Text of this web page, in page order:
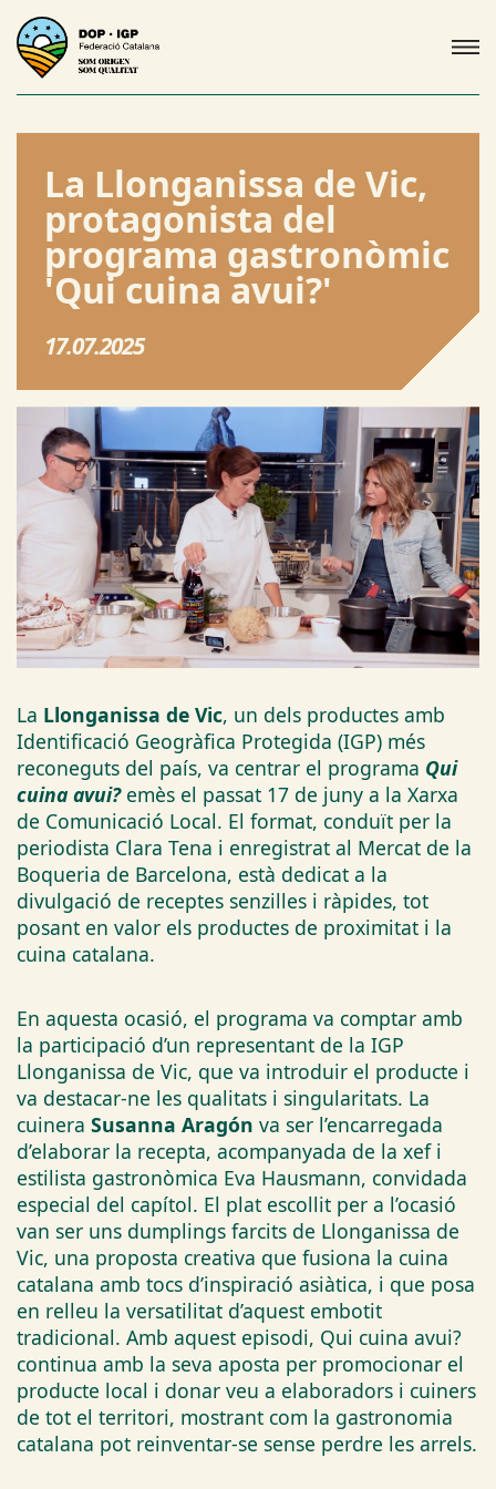
La Llonganissa de Vic,
protagonista del
programa gastronòmic
'Qui cuina avui?'
17.07.2025
La Llonganissa de Vic, un dels productes amb
Identificació Geogràfica Protegida (IGP) més
reconeguts del país, va centrar el programa Qui
cuina avui?emès el passat 17 de juny a la Xarxa
de Comunicació Local. El format, conduït per la
periodista Clara Tena i enregistrat al Mercat de la
Boqueria de Barcelona, està dedicat a la
divulgació de receptes senzilles i ràpides, tot
posant en valor els productes de proximitat i la
cuina catalana.
En aquesta ocasió, el programa va comptar amb
la participació d’un representant de la IGP
Llonganissa de Vic, que va introduir el producte i
va destacar-ne les qualitats i singularitats. La
cuinera Susanna Aragón va ser l’encarregada
d’elaborar la recepta, acompanyada de la xef i
estilista gastronòmica Eva Hausmann, convidada
especial del capítol. El plat escollit per a l’ocasió
van ser uns dumplings farcits de Llonganissa de
Vic, una proposta creativa que fusiona la cuina
catalana amb tocs d’inspiració asiàtica, i que posa
en relleu la versatilitat d’aquest embotit
tradicional. Amb aquest episodi, Qui cuina avui?
continua amb la seva aposta per promocionar el
producte local i donar veu a elaboradors i cuiners
de tot el territori, mostrant com la gastronomia
catalana pot reinventar-se sense perdre les arrels.